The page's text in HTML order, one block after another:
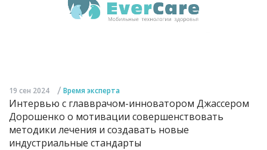
19 сен 2024 / Время эксперта
Интервью с главврачом-инноватором Джассером
Дорошенко о мотивации совершенствовать
методики лечения и создавать новые
индустриальные стандарты